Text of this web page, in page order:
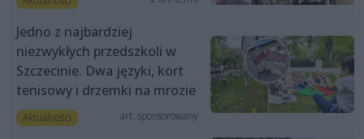
Jedno z najbardziej
niezwykłych przedszkoli w
Szczecinie. Dwa języki, kort
tenisowy i drzemki na mrozie
Aktualności art. sponsorowany